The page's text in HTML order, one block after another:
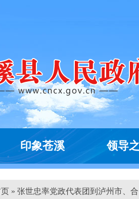
印象苍溪 领导
» 张世忠率党政代表团到泸州市、